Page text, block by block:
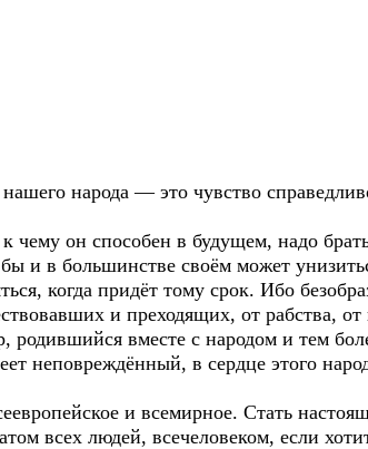
народа — это чувство
чему он способен в будущем, надо
и в большинстве своём может
когда придёт тому срок. Ибо
и преходящих, от рабства, от
родившийся вместе с народом и тем
неповреждённый, в сердце этого
и всемирное. Стать
всех людей, всечеловеком, если